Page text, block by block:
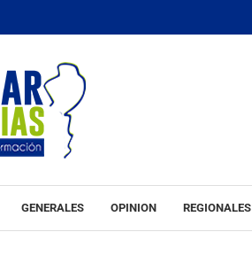
GENERALES OPINION REGIONALES